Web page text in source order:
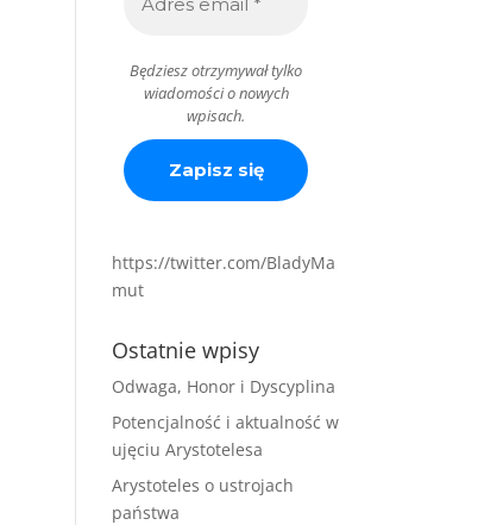
Będziesz otrzymywał tylko
wiadomości o nowych
wpisach.
https://twitter.com/BladyMa
mut
Ostatnie wpisy
Odwaga, Honor i Dyscyplina
Potencjalność i aktualność w
ujęciu Arystotelesa
Arystoteles o ustrojach
państwa